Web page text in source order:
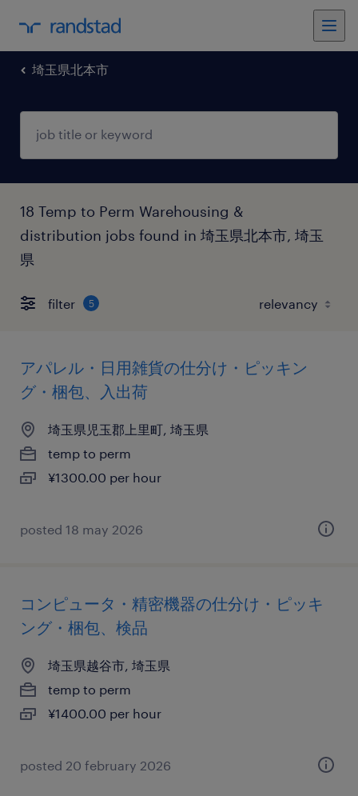
埼玉県北本市
18 Temp to Perm Warehousing &
distribution jobs found in 埼玉県北本市, 埼玉
県
filter 5
アパレル・日用雑貨の仕分け・ピッキン
グ・梱包、入出荷
埼玉県児玉郡上里町, 埼玉県
temp to perm
¥1300.00 per hour
posted 18 may 2026
コンピュータ・精密機器の仕分け・ピッキ
ング・梱包、検品
埼玉県越谷市, 埼玉県
temp to perm
¥1400.00 per hour
posted 20 february 2026